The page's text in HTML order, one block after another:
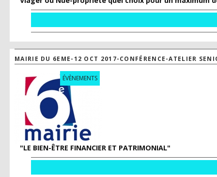
MAIRIE DU 6EME-12 OCT 2017-CONFÉRENCE-ATELIER
ÉVÈNEMENTS
"LE BIEN-ÊTRE FINANCIER ET PATRIMONIAL"